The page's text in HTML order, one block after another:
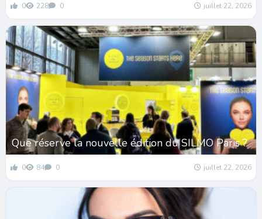
0 228 0 juillet 22, 2026
Que réserve la nouvelle édition du SILMO Paris ?
0 84 0 juillet 22, 2026